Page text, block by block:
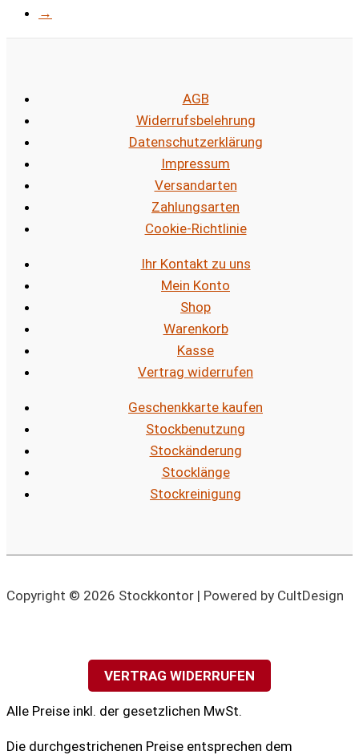
→
AGB
Widerrufsbelehrung
Datenschutzerklärung
Impressum
Versandarten
Zahlungsarten
Cookie-Richtlinie
Ihr Kontakt zu uns
Mein Konto
Shop
Warenkorb
Kasse
Vertrag widerrufen
Geschenkkarte kaufen
Stockbenutzung
Stockänderung
Stocklänge
Stockreinigung
Copyright © 2026 Stockkontor | Powered by CultDesign
VERTRAG WIDERRUFEN
Alle Preise inkl. der gesetzlichen MwSt.
Die durchgestrichenen Preise entsprechen dem